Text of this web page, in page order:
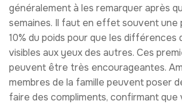
généralement à les remarquer après
semaines. Il faut en effet souvent une
10% du poids pour que les différences
visibles aux yeux des autres. Ces
peuvent être très encourageantes.
membres de la famille peuvent poser
faire des compliments, confirmant